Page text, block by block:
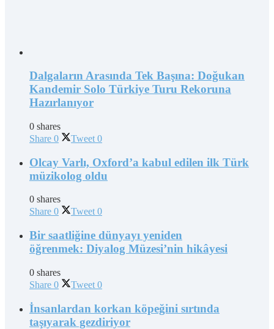
Dalgaların Arasında Tek Başına: Doğukan
Kandemir Solo Türkiye Turu Rekoruna
Hazırlanıyor
0 shares
Share 0 Tweet 0
Olcay Varlı, Oxford’a kabul edilen ilk Türk
müzikolog oldu
0 shares
Share 0 Tweet 0
Bir saatliğine dünyayı yeniden
öğrenmek: Diyalog Müzesi’nin hikâyesi
0 shares
Share 0 Tweet 0
İnsanlardan korkan köpeğini sırtında
taşıyarak gezdiriyor